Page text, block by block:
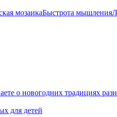
мозаикаБыстрота мышления
о новогодних традициях
для детей